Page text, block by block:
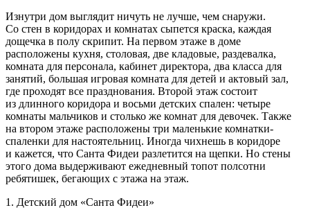
Изнутри дом выглядит ничуть не лучше, чем снаружи.
Со стен в коридорах и комнатах сыпется краска, каждая
дощечка в полу скрипит. На первом этаже в доме
расположены кухня, столовая, две кладовые, раздевалка,
комната для персонала, кабинет директора, два класса для
занятий, большая игровая комната для детей и актовый зал,
где проходят все празднования. Второй этаж состоит
из длинного коридора и восьми детских спален: четыре
комнаты мальчиков и столько же комнат для девочек. Также
на втором этаже расположены три маленькие комнатки-
спаленки для настоятельниц. Иногда чихнешь в коридоре
и кажется, что Санта Фидеи разлетится на щепки. Но стены
этого дома выдерживают ежедневный топот полсотни
ребятишек, бегающих с этажа на этаж.
1. Детский дом «Санта Фидеи»